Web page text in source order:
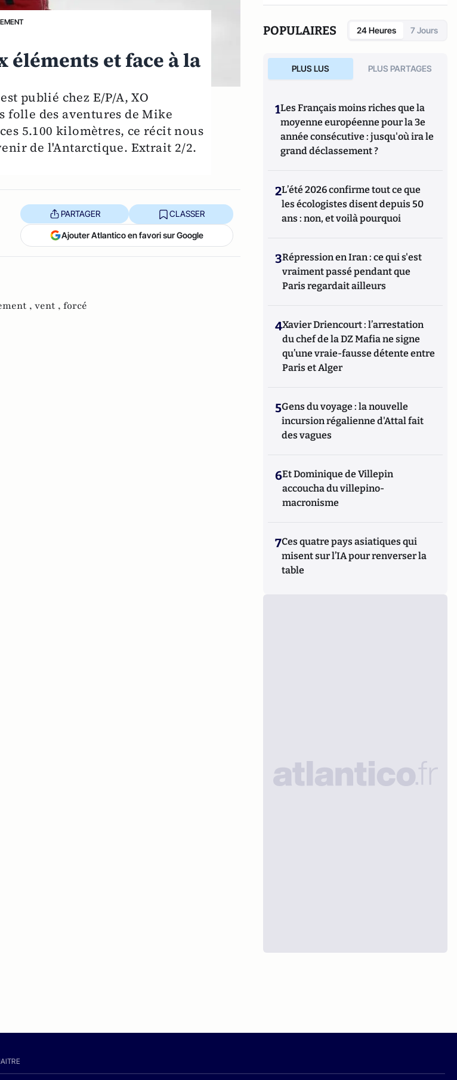
et face à la
publié chez E/P/A, XO
folle des aventures de Mike
5.100 kilomètres, ce récit nous
de l'Antarctique. Extrait 2/2.
PARTAGER CLASSER
Ajouter Atlantico en favori sur Google
, vent , forcé
polaire arctique à pieds. Dans ses livres, il
rend compte de ses multiples expéditions, et
commun ont profondément changé sa vision
de la vie.
POPULAIRES 24 Heures 7 Jours
PLUS LUS PLUS PARTAGES
1Les Français moins riches que la
moyenne européenne pour la 3e
année consécutive : jusqu'où ira le
grand déclassement ?
2L’été 2026 confirme tout ce que
les écologistes disent depuis 50
ans : non, et voilà pourquoi
3Répression en Iran : ce qui s'est
vraiment passé pendant que
Paris regardait ailleurs
4Xavier Driencourt : l’arrestation
du chef de la DZ Mafia ne signe
qu’une vraie-fausse détente entre
Paris et Alger
5Gens du voyage : la nouvelle
incursion régalienne d'Attal fait
des vagues
6Et Dominique de Villepin
accoucha du villepino-
macronisme
7Ces quatre pays asiatiques qui
misent sur l’IA pour renverser la
table